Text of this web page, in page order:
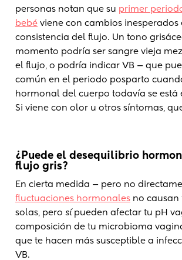
personas notan que su primer
bebé viene con cambios
consistencia del flujo. Un tono
momento podría ser sangre vieja
el flujo, o podría indicar VB — que
común en el periodo posparto
hormonal del cuerpo todavía se está
Si viene con olor u otros síntomas,
¿Puede el desequilibrio
flujo gris?
En cierta medida — pero no
fluctuaciones hormonales no causan
solas, pero sípueden afectar tu pH
composición de tu microbioma
que te hacen más susceptible a
VB.